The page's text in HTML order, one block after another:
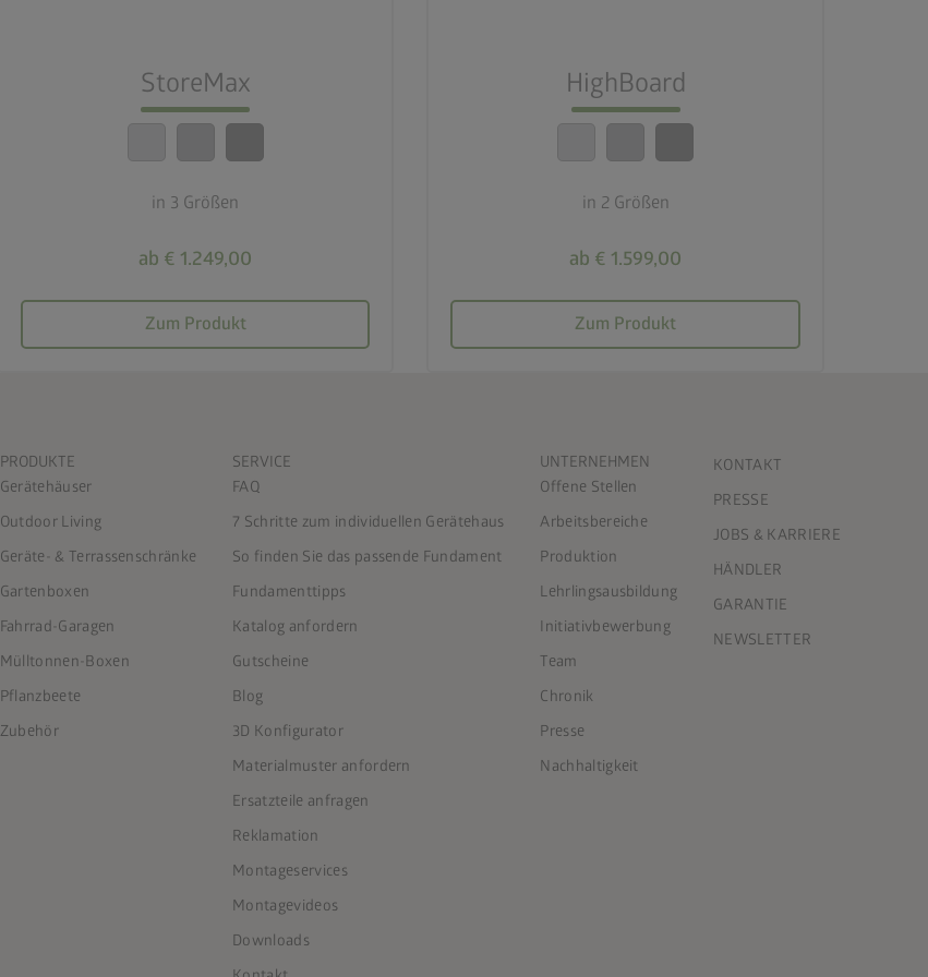
StoreMax
in 3 Größen
ab € 1.249,00
Zum Produkt
Beste Sicherheitsstandards
calendar_month
HighBoard
in 2 Größen
ab € 1.599,00
Zum Produkt
Beste Sicherheitsstandards
calendar_month
PRODUKTE
Gerätehäuser
Outdoor Living
Geräte- & Terrassenschränke
Gartenboxen
Fahrrad-Garagen
Mülltonnen-Boxen
Pflanzbeete
Zubehör
SERVICE
FAQ
7 Schritte zum individuellen Gerätehaus
So finden Sie das passende Fundament
Fundamenttipps
Katalog anfordern
Gutscheine
Blog
3D Konfigurator
Materialmuster anfordern
Ersatzteile anfragen
Reklamation
Montageservices
Montagevideos
Downloads
UNTERNEHMEN
Offene Stellen
Arbeitsbereiche
Produktion
Lehrlingsausbildung
Initiativbewerbung
Team
Chronik
Presse
Nachhaltigkeit
KONTAKT
PRESSE
JOBS & KARRIERE
HÄNDLER
GARANTIE
NEWSLETTER